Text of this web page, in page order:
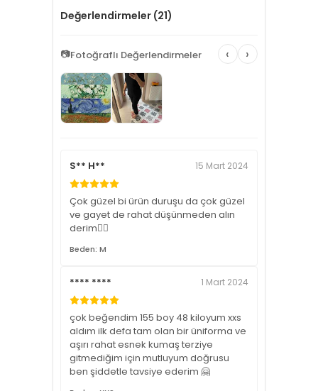
Değerlendirmeler (21)
📷Fotoğraflı Değerlendirmeler ‹ ›
S** H** 15 Mart 2024
Çok güzel bi ürün duruşu da çok güzel
ve gayet de rahat düşünmeden alın
derim👌🏼
Beden: M
**** **** 1 Mart 2024
çok beğendim 155 boy 48 kiloyum xxs
aldım ilk defa tam olan bir üniforma ve
aşırı rahat esnek kumaş terziye
gitmediğim için mutluyum doğrusu
ben şiddetle tavsiye ederim 🤗